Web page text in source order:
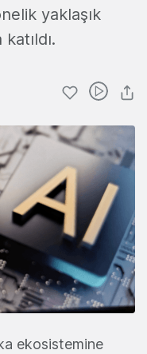
yaklaşık
ekosistemine